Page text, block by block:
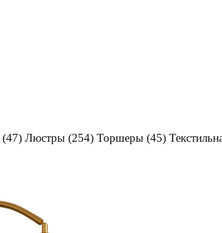
(47) Люстры (254) Торшеры (45)